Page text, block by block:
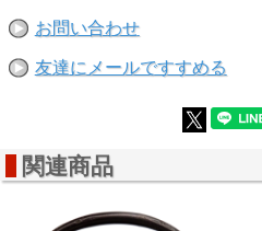
●蓋の摘みは花の蕾をモチ
お問い合わせ
友達にメールですすめる
関連商品